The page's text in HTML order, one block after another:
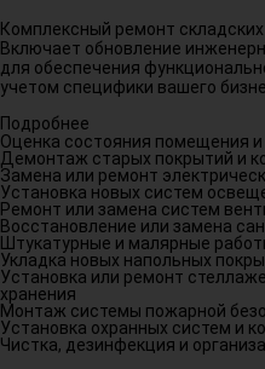
Комплексный ремонт
Включает обновление
для обеспечения
учетом специфики вашего
Подробнее
Оценка состояния помещения
Демонтаж старых покрытий и
Замена или ремонт
Установка новых систем
Ремонт или замена систем
Восстановление или замена
Штукатурные и малярные
Укладка новых напольных
Установка или ремонт
хранения
Монтаж системы пожарной
Установка охранных систем и
Чистка, дезинфекция и